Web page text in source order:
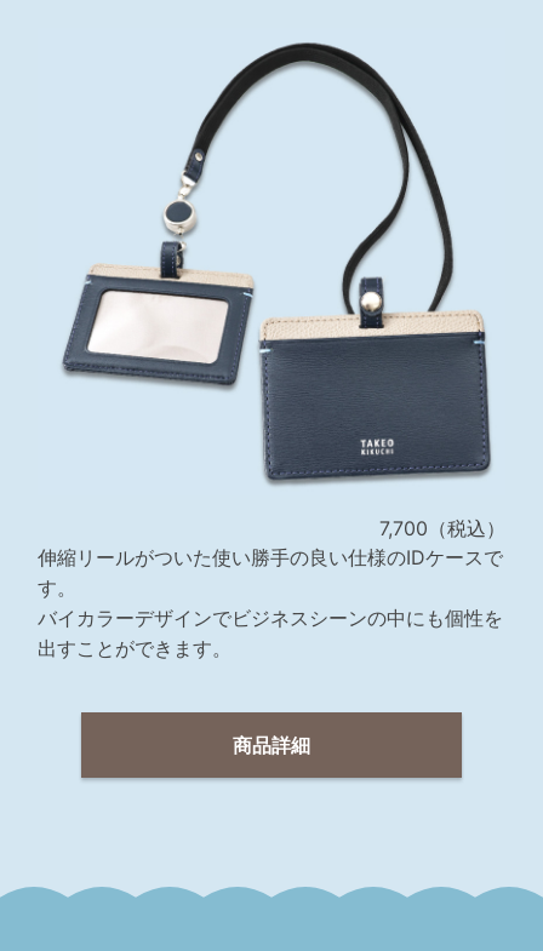
7,700（税込）
伸縮リールがついた使い勝手の良い仕様のIDケースで
す。
バイカラーデザインでビジネスシーンの中にも個性を
出すことができます。
商品詳細